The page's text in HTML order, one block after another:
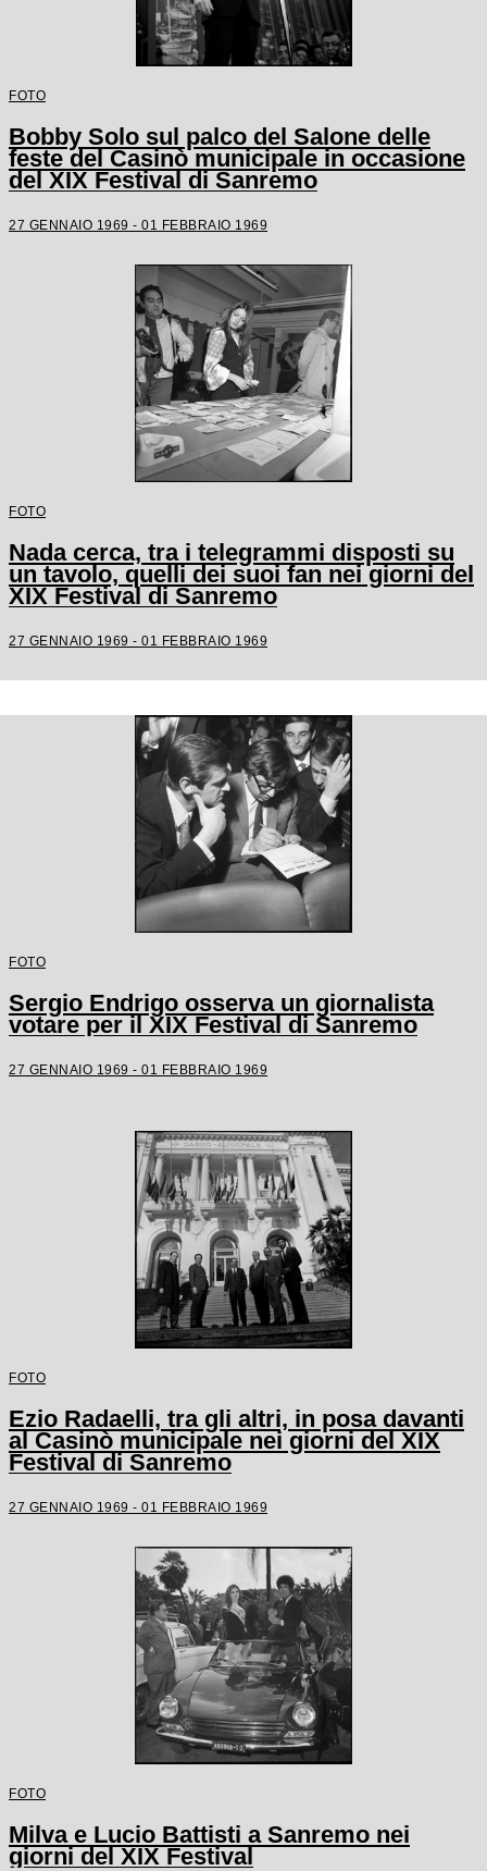
FOTO
Bobby Solo sul palco del Salone delle
feste del Casinò municipale in occasione
del XIX Festival di Sanremo
27 GENNAIO 1969 - 01 FEBBRAIO 1969
FOTO
Nada cerca, tra i telegrammi disposti su
un tavolo, quelli dei suoi fan nei giorni del
XIX Festival di Sanremo
27 GENNAIO 1969 - 01 FEBBRAIO 1969
FOTO
Sergio Endrigo osserva un giornalista
votare per il XIX Festival di Sanremo
27 GENNAIO 1969 - 01 FEBBRAIO 1969
FOTO
Ezio Radaelli, tra gli altri, in posa davanti
al Casinò municipale nei giorni del XIX
Festival di Sanremo
27 GENNAIO 1969 - 01 FEBBRAIO 1969
FOTO
Milva e Lucio Battisti a Sanremo nei
giorni del XIX Festival